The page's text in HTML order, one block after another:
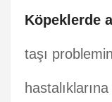
Köpeklerde
taşı